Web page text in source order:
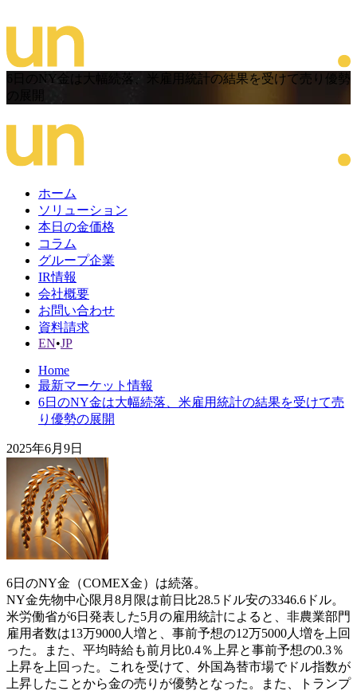
6日のNY金は大幅続落、米雇用統計の結果を受けて売り優勢
ホーム
ソリューション
本日の金価格
コラム
グループ企業
IR情報
会社概要
お問い合わせ
資料請求
EN•JP
Home
最新マーケット情報
6日のNY金は大幅続落、米雇用統計の結果を受けて売
り優勢の展開
2025年6月9日
6日のNY金（COMEX金）は続落。
NY金先物中心限月8月限は前日比28.5ドル安の3346.6ドル。
米労働省が6日発表した5月の雇用統計によると、非農業部門
雇用者数は13万9000人増と、事前予想の12万5000人増を上回
った。また、平均時給も前月比0.4％上昇と事前予想の0.3％
上昇を上回った。これを受けて、外国為替市場でドル指数が
上昇したことから金の売りが優勢となった。また、トランプ